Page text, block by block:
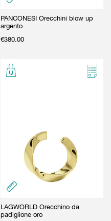
PANCONESI Orecchini blow up
argento
€380.00
LAGWORLD Orecchino da
padiglione oro